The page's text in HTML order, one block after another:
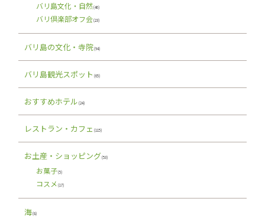
バリ島文化・自然(46)
バリ倶楽部オフ会(23)
バリ島の文化・寺院(94)
バリ島観光スポット (65)
おすすめホテル (24)
レストラン・カフェ (115)
お土産・ショッピング(53)
お菓子(5)
コスメ (17)
海(8)